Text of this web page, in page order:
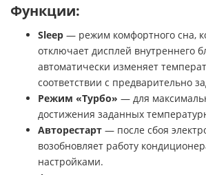
Функции:
Sleep — режим комфортного сна,
отключает дисплей внутреннего
автоматически изменяет
соответствии с предварительно
Режим «Турбо» — для
достижения заданных
Авторестарт — после сбоя
возобновляет работу
настройками.